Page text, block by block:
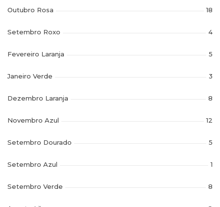
Outubro Rosa 18
Setembro Roxo 4
Fevereiro Laranja 5
Janeiro Verde 3
Dezembro Laranja 8
Novembro Azul 12
Setembro Dourado 5
Setembro Azul 1
Setembro Verde 8